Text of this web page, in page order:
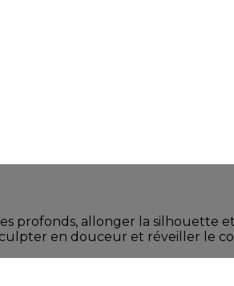
profonds, allonger la silhouette
en douceur et réveiller le